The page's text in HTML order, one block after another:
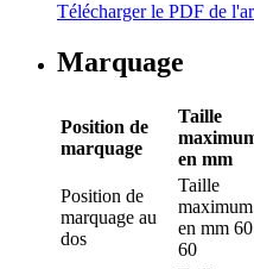
Télécharger le PDF de
Marquage
Position de
marquage
Taille
en mm
Position de
marquage au
dos
Taille
maximum
en mm
60